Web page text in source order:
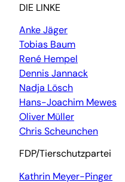
DIE LINKE
Anke Jäger
Tobias Baum
René Hempel
Dennis Jannack
Nadja Lösch
Hans-Joachim Mewes
Oliver Müller
Chris Scheunchen
FDP/Tierschutzpartei
Kathrin Meyer-Pinger